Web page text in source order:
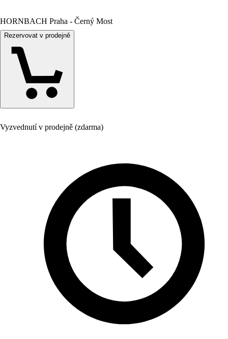
HORNBACH Praha - Černý Most
Rezervovat v prodejně
Vyzvednutí v prodejně (zdarma)